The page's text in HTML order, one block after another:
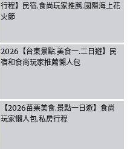
行程】民宿.食尚玩家推薦.國際海上花
火節
2026【台東景點.美食一.二日遊】民
宿和食尚玩家推薦懶人包
【2026苗栗美食.景點一日遊】食尚
玩家懶人包.私房行程